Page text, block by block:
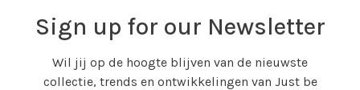
Sign up for our Newsletter
Wil jij op de hoogte blijven van de nieuwste
collectie, trends en ontwikkelingen van Just be